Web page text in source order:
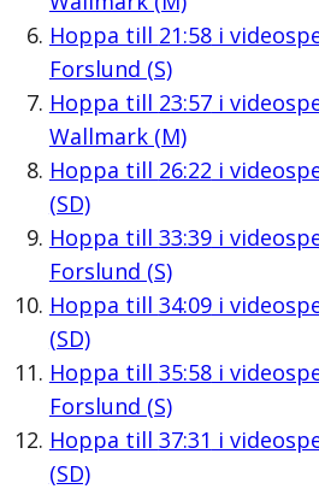
Hoppa till 21:58i
Forslund (S)
Hoppa till 23:57i
Wallmark (M)
Hoppa till 26:22 i
(SD)
Hoppa till 33:39i
Forslund (S)
Hoppa till 34:09i
(SD)
Hoppa till 35:58i
Forslund (S)
Hoppa till 37:31 i
(SD)